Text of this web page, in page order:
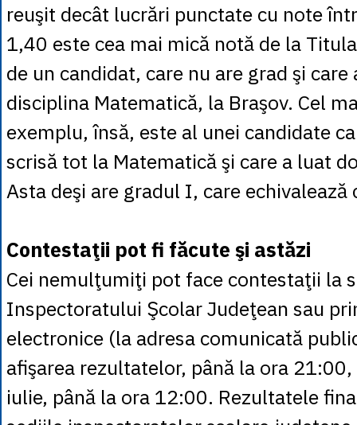
reuşit decât lucrări punctate cu note
1,40 este cea mai mică notă de la
de un candidat, care nu are grad şi
disciplina Matematică, la Braşov. Cel
exemplu, însă, este al unei candidate
scrisă tot la Matematică şi care a luat
Asta deşi are gradul I, care
Contestaţii pot fi făcute şi astăzi
Cei nemulţumiţi pot face contestaţii la
Inspectoratului Şcolar Judeţean sau
electronice (la adresa comunicată
afişarea rezultatelor, până la ora
iulie, până la ora 12:00. Rezultatele